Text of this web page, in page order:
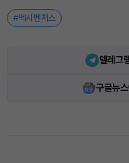
#멕시벤처스
텔레그
구글뉴